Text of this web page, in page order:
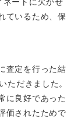
ているため、保
査定を行った結
ただきました。
に良好であった
価されたためで